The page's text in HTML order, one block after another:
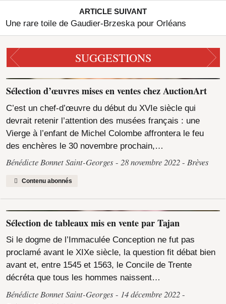
ARTICLE SUIVANT
Une rare toile de Gaudier-Brzeska pour Orléans
SUGGESTIONS
Sélection d’œuvres mises en ventes chez AuctionArt
C’est un chef-d’œuvre du début du XVIe siècle qui
devrait retenir l’attention des musées français : une
Vierge à l’enfant de Michel Colombe affrontera le feu
des enchères le 30 novembre prochain,…
Bénédicte Bonnet Saint-Georges 28 novembre 2022 Brèves
Contenu abonnés
Sélection de tableaux mis en vente par Tajan
Si le dogme de l’Immaculée Conception ne fut pas
proclamé avant le XIXe siècle, la question fit débat bien
avant et, entre 1545 et 1563, le Concile de Trente
décréta que tous les hommes naissent…
Bénédicte Bonnet Saint-Georges 14 décembre 2022